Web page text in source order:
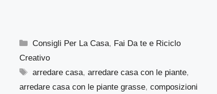
Categorie
Consigli Per La Casa, Fai Da te e Riciclo
Creativo
Tag
arredare casa,arredare casa con le piante,
arredare casa con le piante grasse, composizioni